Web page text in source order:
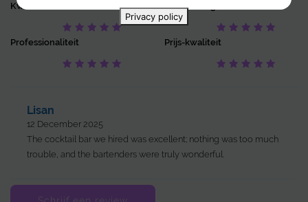
Kwaliteit
Professionaliteit
Nauwkeurigheid
Prijs-kwaliteit
Lisan
12 December 2025
The cocktail bar we hired was excellent; nothing was too much
trouble, and the bartenders were truly wonderful.
Privacy policy